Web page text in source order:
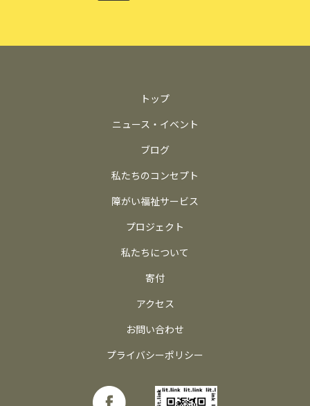
トップ
ニュース・イベント
ブログ
私たちのコンセプト
障がい福祉サービス
プロジェクト
私たちについて
寄付
アクセス
お問い合わせ
プライバシーポリシー